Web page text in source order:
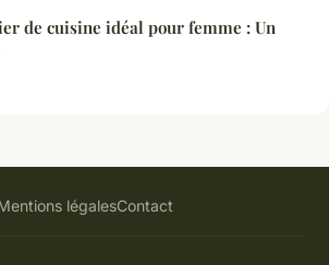
de cuisine idéal pour femme : Un
légalesContact